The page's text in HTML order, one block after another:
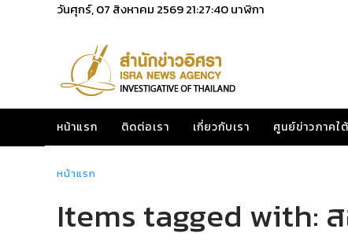
วันศุกร์, 07 สิงหาคม 256921:27:40นาฬิกา
หน้าแรก ติดต่อเรา เกี่ยวกับเรา ศูนย์ข่าวภาคใต้
หน้าแรก
Items tagged with: